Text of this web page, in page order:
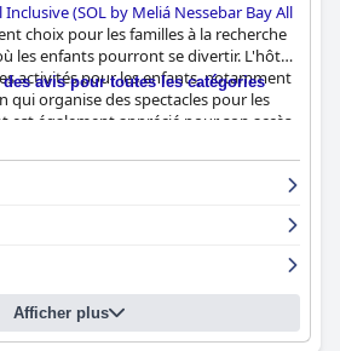
Inclusive (SOL by Meliá Nessebar Bay All
choix pour les familles à la recherche
les enfants pourront se divertir. L'hôtel
activités pour les enfants, notamment
qui organise des spectacles pour les
est également apprécié pour son accès
bien que certains clients l'aient
éloignée de l'hôtel. L'offre de dîner a
certains clients louant la qualité et
que d'autres ont trouvé la nourriture
piscine est également un sujet à
appréciant le parc aquatique et les
tandis que d'autres ont trouvé les
Dans l'ensemble, les clients
son expérience "tout compris", sa
excellents équipements.
avis pour toutes les catégories
Afficher plus